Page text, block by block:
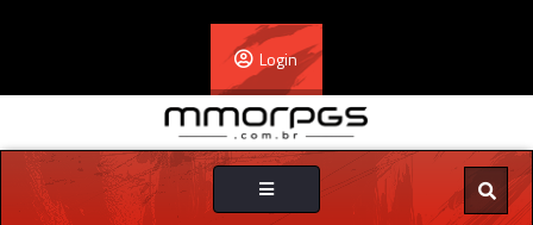
Login
Toggle
navigation